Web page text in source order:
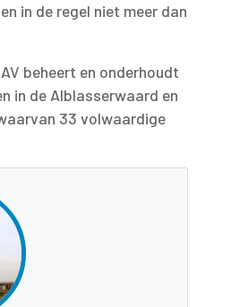
in de regel niet meer dan
beheert en onderhoudt
in de Alblasserwaard en
33 volwaardige